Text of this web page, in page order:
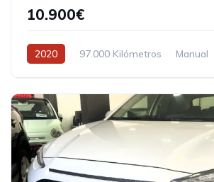
10.900€
2020 97.000 Kilómetros Manual